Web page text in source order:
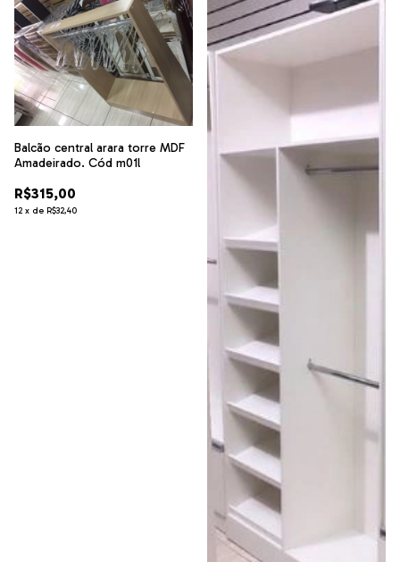
Balcão central arara torre MDF
Amadeirado. Cód m01l
R$315,00
12 x de R$32,40